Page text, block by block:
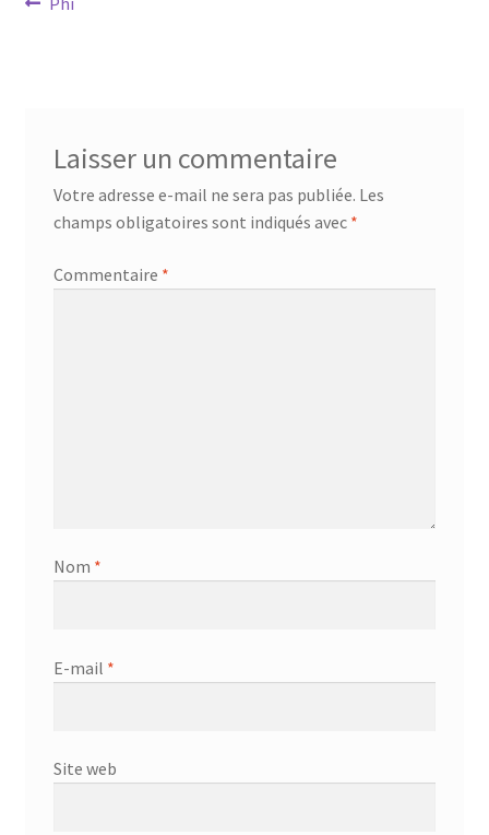
Panier
Navigation
Laisser un commentaire
Votre adresse e-mail ne sera pas publiée. Les
champs obligatoires sont indiqués avec *
Commentaire *
Nom *
E-mail *
Site web